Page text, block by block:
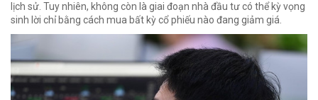
lịch sử. Tuy nhiên, không còn là giai đoạn nhà đầu tư có thể kỳ vọng
sinh lời chỉ bằng cách mua bất kỳ cổ phiếu nào đang giảm giá.